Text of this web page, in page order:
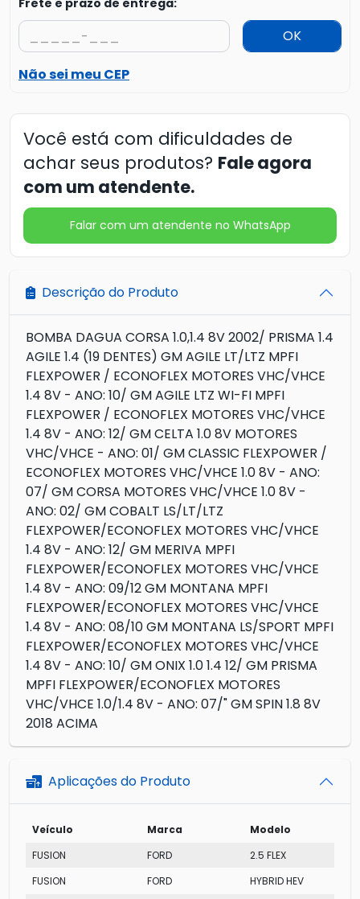
Frete e prazo de entrega:
OK
Não sei meu CEP
Você está com dificuldades de
achar seus produtos? Fale agora
com um atendente.
Falar com um atendente no WhatsApp
Descrição do Produto
BOMBA DAGUA CORSA 1.0,1.4 8V 2002/ PRISMA 1.4
AGILE 1.4 (19 DENTES) GM AGILE LT/LTZ MPFI
FLEXPOWER / ECONOFLEX MOTORES VHC/VHCE
1.4 8V - ANO: 10/ GM AGILE LTZ WI-FI MPFI
FLEXPOWER / ECONOFLEX MOTORES VHC/VHCE
1.4 8V - ANO: 12/ GM CELTA 1.0 8V MOTORES
VHC/VHCE - ANO: 01/ GM CLASSIC FLEXPOWER /
ECONOFLEX MOTORES VHC/VHCE 1.0 8V - ANO:
07/ GM CORSA MOTORES VHC/VHCE 1.0 8V -
ANO: 02/ GM COBALT LS/LT/LTZ
FLEXPOWER/ECONOFLEX MOTORES VHC/VHCE
1.4 8V - ANO: 12/ GM MERIVA MPFI
FLEXPOWER/ECONOFLEX MOTORES VHC/VHCE
1.4 8V - ANO: 09/12 GM MONTANA MPFI
FLEXPOWER/ECONOFLEX MOTORES VHC/VHCE
1.4 8V - ANO: 08/10 GM MONTANA LS/SPORT MPFI
FLEXPOWER/ECONOFLEX MOTORES VHC/VHCE
1.4 8V - ANO: 10/ GM ONIX 1.0 1.4 12/ GM PRISMA
MPFI FLEXPOWER/ECONOFLEX MOTORES
VHC/VHCE 1.0/1.4 8V - ANO: 07/" GM SPIN 1.8 8V
2018 ACIMA
Aplicações do Produto
Veículo Marca
Modelo
FUSION
FORD
2.5 FLEX
FUSION
FORD HYBRID HEV